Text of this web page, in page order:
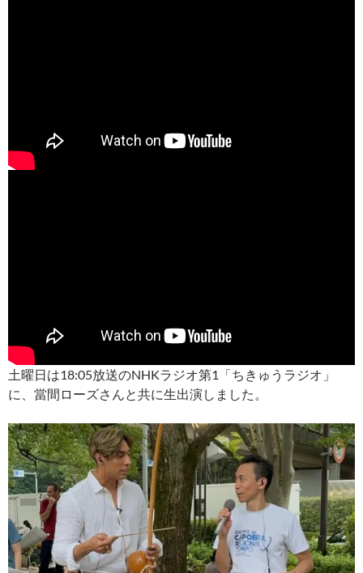
土曜日は18:05放送のNHKラジオ第1「ちきゅうラジオ」
に、當間ローズさんと共に生出演しました。